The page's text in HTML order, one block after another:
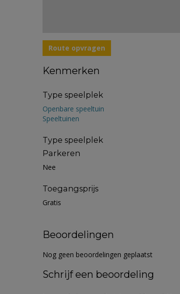
Route opvragen
Kenmerken
Type speelplek
Openbare speeltuin
Speeltuinen
Type speelplek
Parkeren
Nee
Toegangsprijs
Gratis
Beoordelingen
Nog geen beoordelingen geplaatst
Schrijf een beoordeling